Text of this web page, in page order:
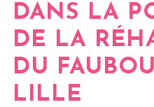
DANS LA
DE LA
DU
LILLE